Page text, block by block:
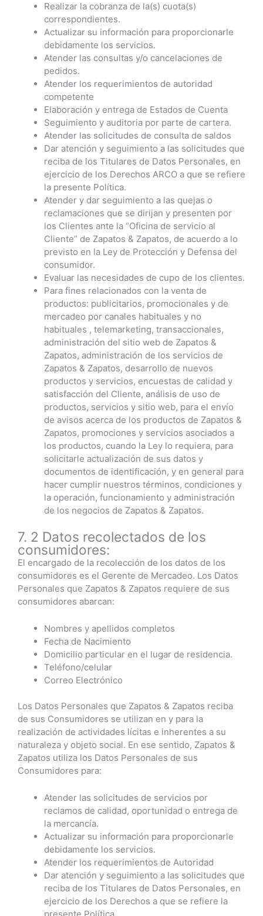
Realizar la cobranza de la(s) cuota(s)
correspondientes.
Actualizar su información para proporcionarle
debidamente los servicios.
Atender las consultas y/o cancelaciones de
pedidos.
Atender los requerimientos de autoridad
competente
Elaboración y entrega de Estados de Cuenta
Seguimiento y auditoria por parte de cartera.
Atender las solicitudes de consulta de saldos
Dar atención y seguimiento a las solicitudes que
reciba de los Titulares de Datos Personales, en
ejercicio de los Derechos ARCO a que se refiere
la presente Política.
Atender y dar seguimiento a las quejas o
reclamaciones que se dirijan y presenten por
los Clientes ante la “Oficina de servicio al
Cliente” de Zapatos & Zapatos, de acuerdo a lo
previsto en la Ley de Protección y Defensa del
consumidor.
Evaluar las necesidades de cupo de los clientes.
Para fines relacionados con la venta de
productos: publicitarios, promocionales y de
mercadeo por canales habituales y no
habituales , telemarketing, transaccionales,
administración del sitio web de Zapatos &
Zapatos, administración de los servicios de
Zapatos & Zapatos, desarrollo de nuevos
productos y servicios, encuestas de calidad y
satisfacción del Cliente, análisis de uso de
productos, servicios y sitio web, para el envío
de avisos acerca de los productos de Zapatos &
Zapatos, promociones y servicios asociados a
los productos, cuando la Ley lo requiera, para
solicitarle actualización de sus datos y
documentos de identificación, y en general para
hacer cumplir nuestros términos, condiciones y
la operación, funcionamiento y administración
de los negocios de Zapatos & Zapatos.
7. 2 Datos recolectados de los
consumidores:
El encargado de la recolección de los datos de los
consumidores es el Gerente de Mercadeo. Los Datos
Personales que Zapatos & Zapatos requiere de sus
consumidores abarcan:
Nombres y apellidos completos
Fecha de Nacimiento
Domicilio particular en el lugar de residencia.
Teléfono/celular
Correo Electrónico
Los Datos Personales que Zapatos & Zapatos reciba
de sus Consumidores se utilizan en y para la
realización de actividades lícitas e inherentes a su
naturaleza y objeto social. En ese sentido, Zapatos &
Zapatos utiliza los Datos Personales de sus
Consumidores para:
Atender las solicitudes de servicios por
reclamos de calidad, oportunidad o entrega de
la mercancía.
Actualizar su información para proporcionarle
debidamente los servicios.
Atender los requerimientos de Autoridad
Dar atención y seguimiento a las solicitudes que
reciba de los Titulares de Datos Personales, en
ejercicio de los Derechos a que se refiere la